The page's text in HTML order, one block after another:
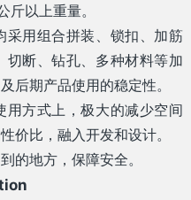
以上重量。
采用组合拼装、锁扣、加筋
切断、钻孔、多种材料等加
后期产品使用的稳定性。
用方式上，极大的减少空间
价比，融入开发和设计。
的地方，保障安全。